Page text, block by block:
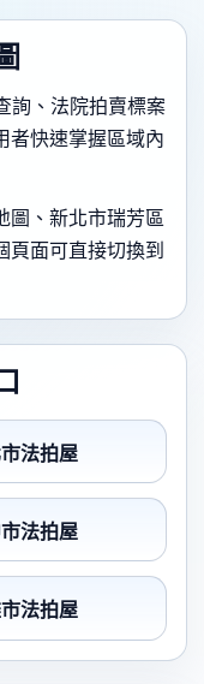
詢、法院拍賣標案
者快速掌握區域內
圖、新北市瑞芳區
頁面可直接切換到
法拍屋
法拍屋
法拍屋